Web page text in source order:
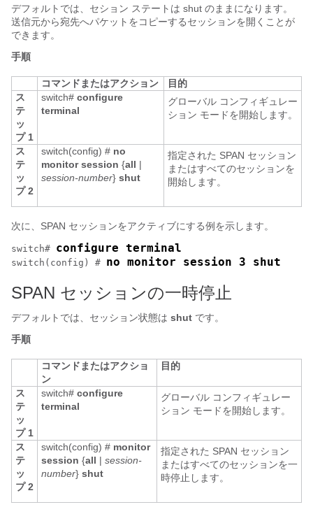
デフォルトでは、セション ステートは shut のままになります。
送信元から宛先へパケットをコピーするセッションを開くことが
できます。
手順
コマンドまたはアクション
目的
ス
テ
ッ
プ 1
switch# configure
terminal
グローバル コンフィギュレー
ション モードを開始します。
ス
テ
ッ
プ 2
switch(config) # no
monitor session {all |
session-number} shut
指定された SPAN セッション
またはすべてのセッションを
開始します。
次に、SPAN セッションをアクティブにする例を示します。
switch# configure terminal
switch(config) # no monitor session 3 shut
SPAN セッションの一時停止
デフォルトでは、セッション状態は shut です。
手順
コマンドまたはアクショ
ン
目的
ス
テ
ッ
プ 1
switch# configure
terminal
グローバル コンフィギュレー
ション モードを開始します。
ス
テ
ッ
プ 2
switch(config) # monitor
session {all | session-
number} shut
指定された SPAN セッション
またはすべてのセッションを一
時停止します。